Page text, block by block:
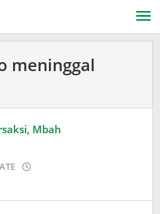
meninggal
Mbah